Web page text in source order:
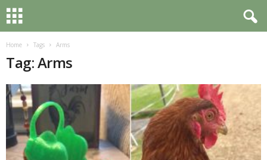
Home Tags Arms
Tag: Arms